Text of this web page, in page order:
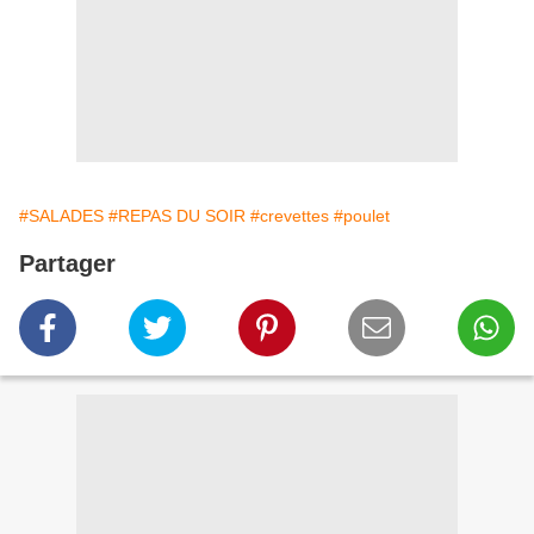
#SALADES #REPAS DU SOIR #crevettes #poulet
Partager